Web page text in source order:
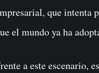
que intenta
el mundo ya ha
a este escenario,